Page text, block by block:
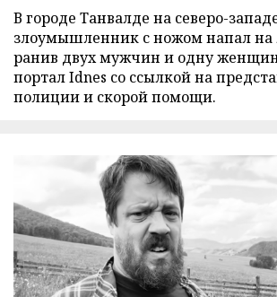
В городе Танвалде на северо-
злоумышленник с ножом напал на
ранив двух мужчин и одну
портал Idnes со ссылкой на
полиции и скорой помощи.